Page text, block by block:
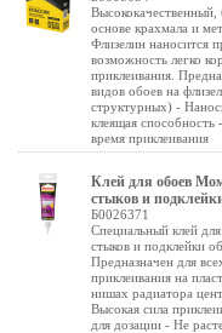
основе крахмала и
Флизелин наносится
возможность легко
приклеивания.
видов обоев на
структурных) -
клеящая способность
время приклеивания
Клей для обоев
стыков и
Б0026371
Специальный клей
стыков и подклейки
Предназначен для
приклеивания на
нишах радиатора
Высокая сила
для дозации - Не